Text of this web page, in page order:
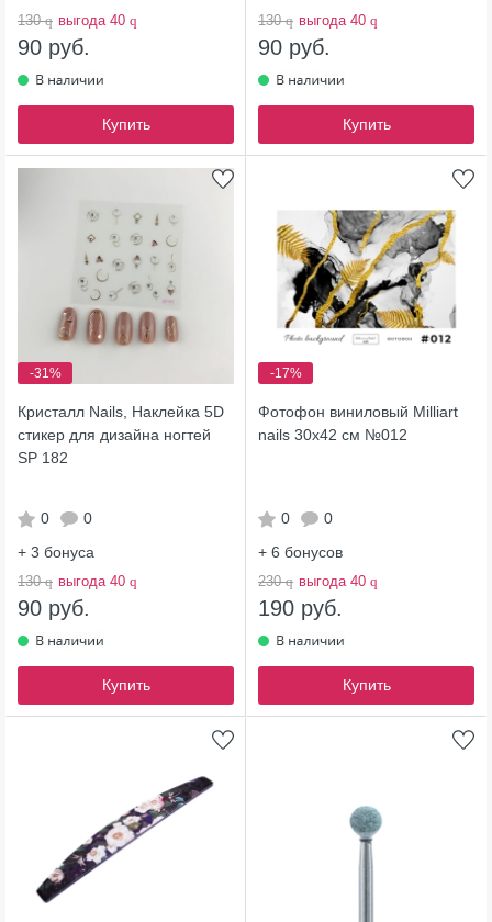
130q выгода 40 q
90 руб.
Купить
130q выгода 40 q
90 руб.
Купить
-31%
Кристалл Nails, Наклейка 5D
стикер для дизайна ногтей
SP 182
0
0
+ 3 бонуса
130q выгода 40 q
90 руб.
Купить
-17%
Фотофон виниловый Milliart
nails 30х42 см №012
0
0
+ 6 бонусов
230q выгода 40 q
190 руб.
Купить